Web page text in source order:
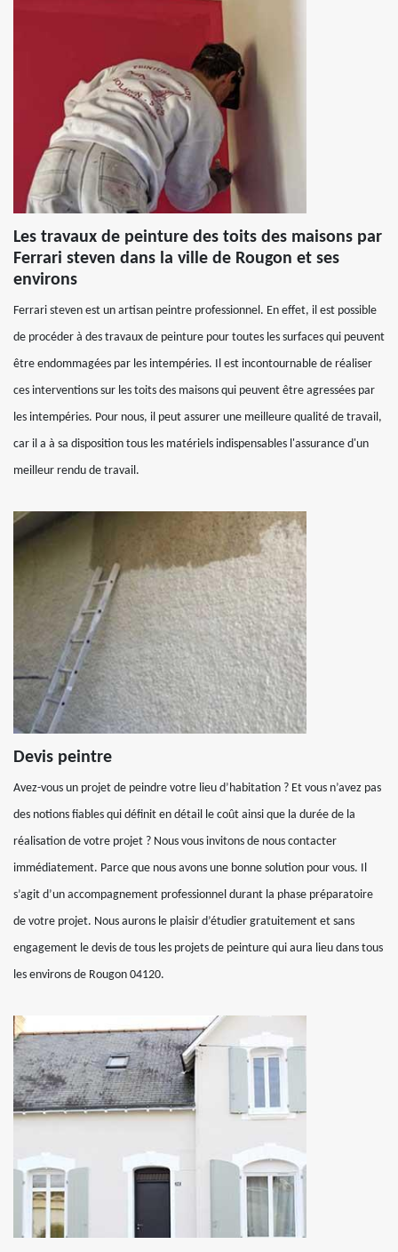
Les travaux de peinture des toits des maisons par
Ferrari steven dans la ville de Rougon et ses
environs
Ferrari steven est un artisan peintre professionnel. En effet, il est possible
de procéder à des travaux de peinture pour toutes les surfaces qui peuvent
être endommagées par les intempéries. Il est incontournable de réaliser
ces interventions sur les toits des maisons qui peuvent être agressées par
les intempéries. Pour nous, il peut assurer une meilleure qualité de travail,
car il a à sa disposition tous les matériels indispensables l'assurance d'un
meilleur rendu de travail.
Devis peintre
Avez-vous un projet de peindre votre lieu d’habitation ? Et vous n’avez pas
des notions fiables qui définit en détail le coût ainsi que la durée de la
réalisation de votre projet ? Nous vous invitons de nous contacter
immédiatement. Parce que nous avons une bonne solution pour vous. Il
s’agit d’un accompagnement professionnel durant la phase préparatoire
de votre projet. Nous aurons le plaisir d’étudier gratuitement et sans
engagement le devis de tous les projets de peinture qui aura lieu dans tous
les environs de Rougon 04120.